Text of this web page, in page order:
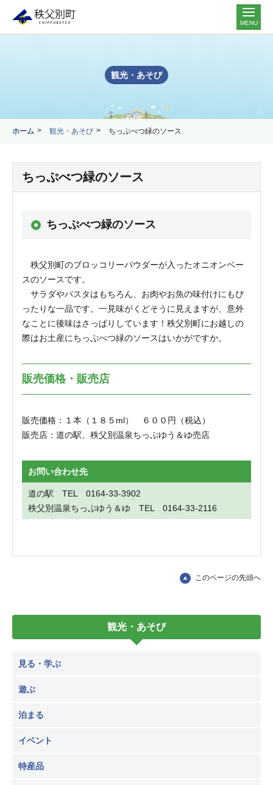
MENU
観光・あそび
ホーム 観光・あそび ちっぷべつ緑のソース
ちっぷべつ緑のソース
ちっぷべつ緑のソース
秩父別町のブロッコリーパウダーが入ったオニオンベー
スのソースです。
サラダやパスタはもちろん、お肉やお魚の味付けにもぴ
ったりな一品です。一見味がくどそうに見えますが、意外
なことに後味はさっぱりしています！秩父別町にお越しの
際はお土産にちっぷべつ緑のソースはいかがですか。
販売価格・販売店
販売価格：１本（１８５ml） ６００円（税込）
販売店：道の駅、秩父別温泉ちっぷゆう＆ゆ売店
お問い合わせ先
道の駅 TEL 0164-33-3902
秩父別温泉ちっぷゆう＆ゆ TEL 0164-33-2116
このページの先頭へ
観光・あそび
見る・学ぶ
遊ぶ
泊まる
イベント
特産品